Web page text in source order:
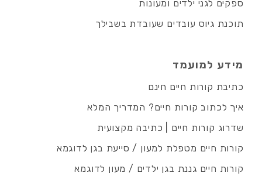
ספקים לגני ילדים ומעונות
תוכנת גיוס עובדים שעובדת בשבילך
מידע למועמד
כתיבת קורות חיים חינם
איך לכתוב קורות חיים? המדריך המלא
שדרוג קורות חיים | כתיבה מקצועית
קורות חיים מטפלת למעון / סייעת בגן לדוגמא
קורות חיים גננת בגן ילדים / מעון לדוגמא